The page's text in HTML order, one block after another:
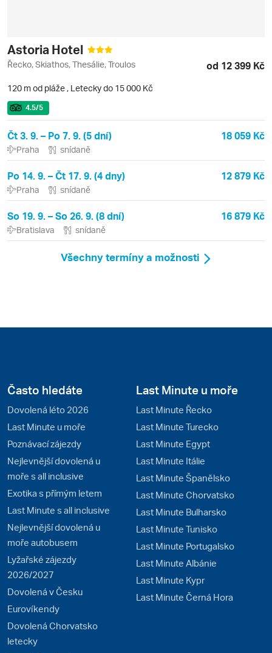
Astoria Hotel
Řecko, Skiathos, Thesálie, Troulos od 12 399 Kč
120 m od pláže , Letecky do 15 000 Kč
4.5/5
Čt 3. 9. – Po 7. 9. (5 dní) 18 059 Kč
Praha snídaně
Po 14. 9. – Čt 17. 9. (4 dny) 12 879 Kč
Praha snídaně
So 19. 9. – So 26. 9. (8 dní) 16 879 Kč
Bratislava snídaně
Všechny termíny a možnosti
Často hledáte
Dovolená léto 2026
Last Minute u moře
Poznávací zájezdy
Nejlevnější dovolená u
moře s all inclusive
Exotika s přímým letem
Last Minute s all inclusive
Nejlevnější dovolená u
moře autobusem
Lyžařské zájezdy
2026/2027
Dovolená v Česku
Eurovíkendy
Dovolená Chorvatsko
letecky
Last Minute u moře
Last Minute Řecko
Last Minute Turecko
Last Minute Egypt
Last Minute Itálie
Last Minute Španělsko
Last Minute Chorvatsko
Last Minute Bulharsko
Last Minute Tunisko
Last Minute Portugalsko
Last Minute Albánie
Last Minute Kypr
Last Minute Černá Hora